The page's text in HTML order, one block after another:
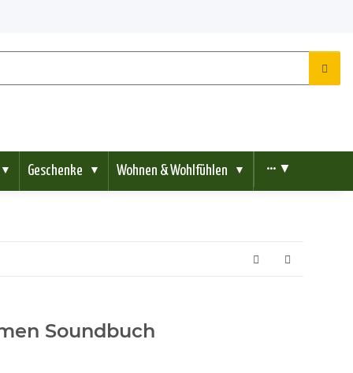
▼ Geschenke ▼ Wohnen & Wohlfühlen ▼ ••• ▼
Soundbuch